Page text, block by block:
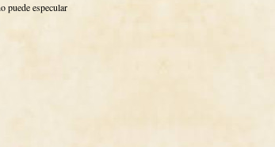
puede especular